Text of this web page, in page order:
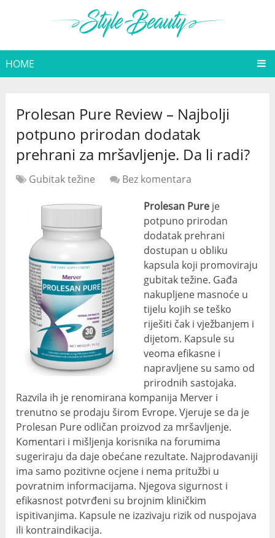
HOME
Prolesan Pure Review – Najbolji
potpuno prirodan dodatak
prehrani za mršavljenje. Da li radi?
Gubitak težine
Bez komentara
Prolesan Pure je
potpuno prirodan
dodatak prehrani
dostupan u obliku
kapsula koji promoviraju
gubitak težine. Gađa
nakupljene masnoće u
tijelu kojih se teško
riješiti čak i vježbanjem i
dijetom. Kapsule su
veoma efikasne i
napravljene su samo od
prirodnih sastojaka.
Razvila ih je renomirana kompanija Merver i
trenutno se prodaju širom Evrope. Vjeruje se da je
Prolesan Pure odličan proizvod za mršavljenje.
Komentari i mišljenja korisnika na forumima
sugeriraju da daje obećane rezultate. Najprodavaniji
ima samo pozitivne ocjene i nema pritužbi u
povratnim informacijama. Njegova sigurnost i
efikasnost potvrđeni su brojnim kliničkim
ispitivanjima. Kapsule ne izazivaju rizik od nuspojava
ili kontraindikacija.